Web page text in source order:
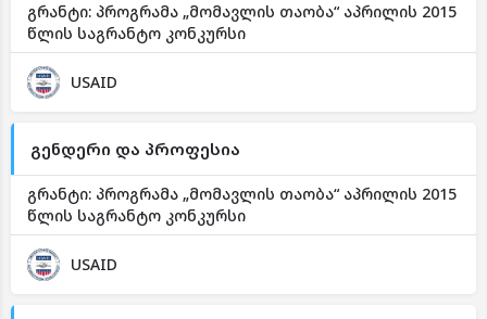
გრანტი: პროგრამა „მომავლის თაობა“ აპრილის 2015
წლის საგრანტო კონკურსი
USAID
გენდერი და პროფესია
გრანტი: პროგრამა „მომავლის თაობა“ აპრილის 2015
წლის საგრანტო კონკურსი
USAID